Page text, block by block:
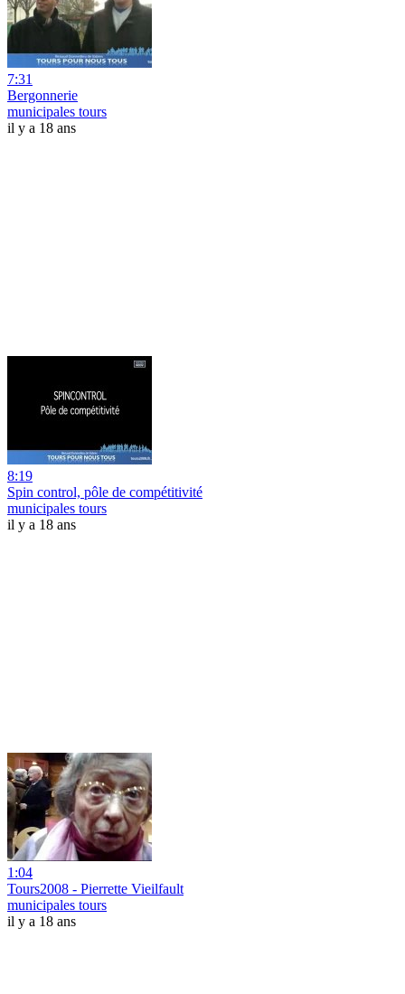
7:31
Bergonnerie
municipales tours
il y a 18 ans
8:19
Spin control, pôle de compétitivité
municipales tours
il y a 18 ans
1:04
Tours2008 - Pierrette Vieilfault
municipales tours
il y a 18 ans